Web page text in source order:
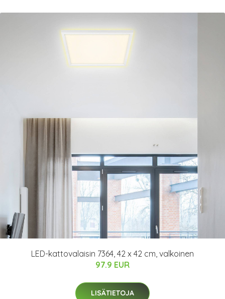
LED-kattovalaisin 7364, 42 x 42 cm, valkoinen
97.9 EUR
LISÄTIETOJA